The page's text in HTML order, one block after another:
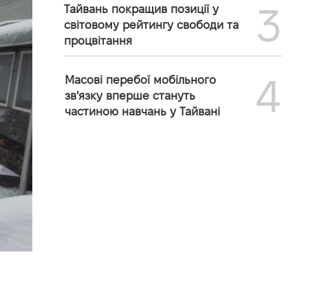
Тайвань покращив позиції у
світовому рейтингу свободи та
процвітання
3
Масові перебої мобільного
зв'язку вперше стануть
частиною навчань у Тайвані
4